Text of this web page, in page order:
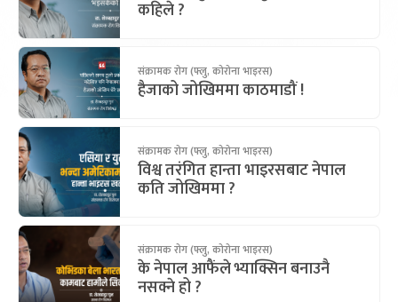
कहिले ?
संक्रामक रोग (फ्लु, कोरोना भाइरस)
हैजाको जोखिममा काठमाडौं !
संक्रामक रोग (फ्लु, कोरोना भाइरस)
विश्व तरंगित हान्ता भाइरसबाट नेपाल
कति जोखिममा ?
संक्रामक रोग (फ्लु, कोरोना भाइरस)
के नेपाल आफैंले भ्याक्सिन बनाउनै
नसक्ने हो ?